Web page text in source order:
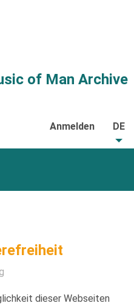
of Man Archive
Anmelden DE
dieser Webseiten